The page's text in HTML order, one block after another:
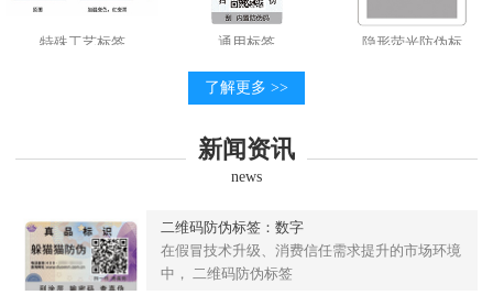
特殊工艺标签 通用标签 隐形荧光防伪标
了解更多 >>
新闻资讯
news
二维码防伪标签：数字
在假冒技术升级、消费信任需求提升的市场环境
中， 二维码防伪标签